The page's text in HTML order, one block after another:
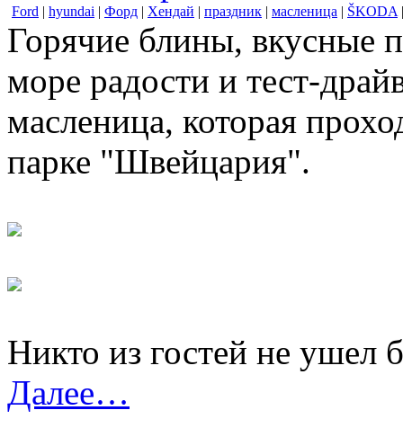
Ford | hyundai | Форд | Хендай | праздник | масленица | ŠKODA
Горячие блины, вкусные
море радости и тест-
масленица, которая
парке "Швейцария".
Никто из гостей не ушел
Далее…